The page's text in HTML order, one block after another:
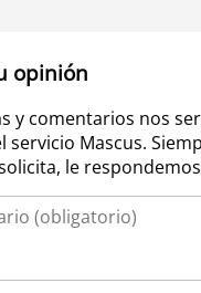
opinión
y comentarios nos
servicio Mascus.
le